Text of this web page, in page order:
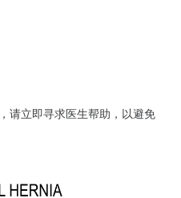
请立即寻求医生帮助，以避免